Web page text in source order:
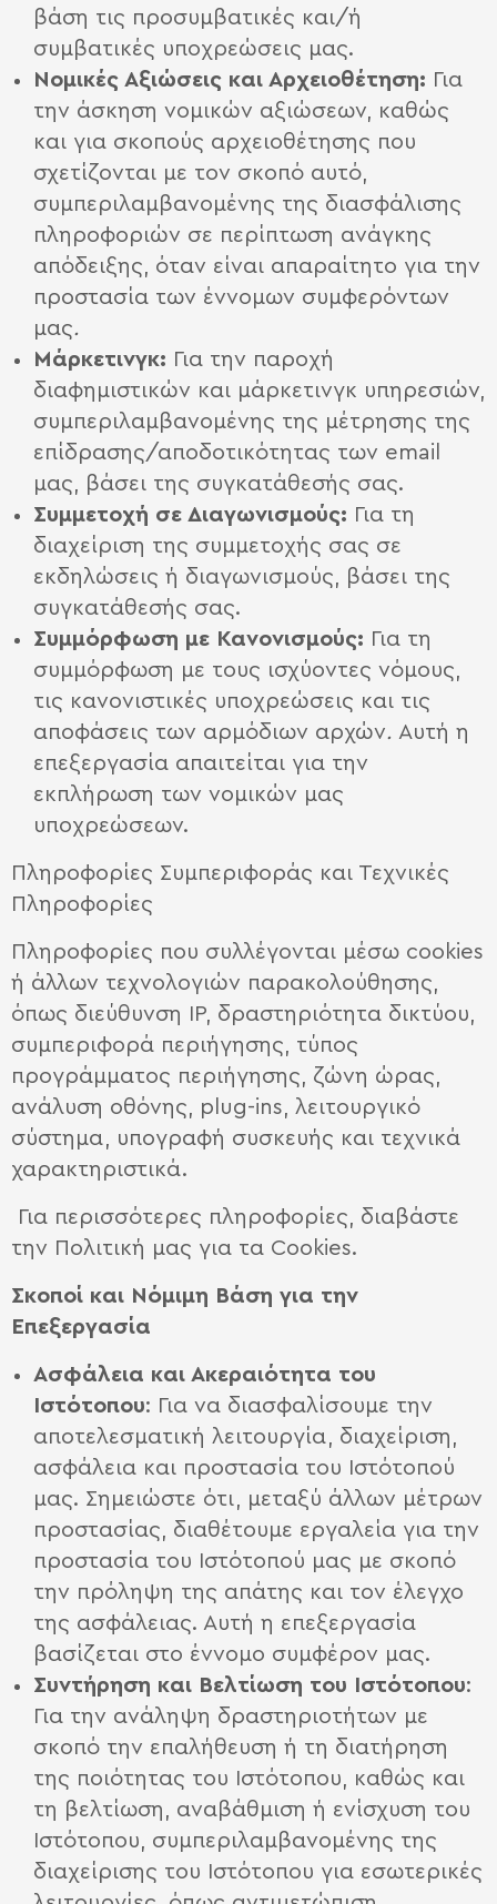
βάση τις προσυμβατικές και/ή
συμβατικές υποχρεώσεις μας.
Νομικές Αξιώσεις και Αρχειοθέτηση: Για
την άσκηση νομικών αξιώσεων, καθώς
και για σκοπούς αρχειοθέτησης που
σχετίζονται με τον σκοπό αυτό,
συμπεριλαμβανομένης της διασφάλισης
πληροφοριών σε περίπτωση ανάγκης
απόδειξης, όταν είναι απαραίτητο για την
προστασία των έννομων συμφερόντων
μας.
Μάρκετινγκ: Για την παροχή
διαφημιστικών και μάρκετινγκ υπηρεσιών,
συμπεριλαμβανομένης της μέτρησης της
επίδρασης/αποδοτικότητας των email
μας, βάσει της συγκατάθεσής σας.
Συμμετοχή σε Διαγωνισμούς: Για τη
διαχείριση της συμμετοχής σας σε
εκδηλώσεις ή διαγωνισμούς, βάσει της
συγκατάθεσής σας.
Συμμόρφωση με Κανονισμούς: Για τη
συμμόρφωση με τους ισχύοντες νόμους,
τις κανονιστικές υποχρεώσεις και τις
αποφάσεις των αρμόδιων αρχών. Αυτή η
επεξεργασία απαιτείται για την
εκπλήρωση των νομικών μας
υποχρεώσεων.
Πληροφορίες Συμπεριφοράς και Τεχνικές
Πληροφορίες
Πληροφορίες που συλλέγονται μέσω cookies
ή άλλων τεχνολογιών παρακολούθησης,
όπως διεύθυνση IP, δραστηριότητα δικτύου,
συμπεριφορά περιήγησης, τύπος
προγράμματος περιήγησης, ζώνη ώρας,
ανάλυση οθόνης, plug-ins, λειτουργικό
σύστημα, υπογραφή συσκευής και τεχνικά
χαρακτηριστικά.
Για περισσότερες πληροφορίες, διαβάστε
την Πολιτική μας για τα Cookies.
Σκοποί και Νόμιμη Βάση για την
Eπεξεργασία
Ασφάλεια και Ακεραιότητα του
Ιστότοπου: Για να διασφαλίσουμε την
αποτελεσματική λειτουργία, διαχείριση,
ασφάλεια και προστασία του Ιστότοπού
μας. Σημειώστε ότι, μεταξύ άλλων μέτρων
προστασίας, διαθέτουμε εργαλεία για την
προστασία του Ιστότοπού μας με σκοπό
την πρόληψη της απάτης και τον έλεγχο
της ασφάλειας. Αυτή η επεξεργασία
βασίζεται στο έννομο συμφέρον μας.
Συντήρηση και Βελτίωση του Ιστότοπου:
Για την ανάληψη δραστηριοτήτων με
σκοπό την επαλήθευση ή τη διατήρηση
της ποιότητας του Ιστότοπου, καθώς και
τη βελτίωση, αναβάθμιση ή ενίσχυση του
Ιστότοπου, συμπεριλαμβανομένης της
διαχείρισης του Ιστότοπου για εσωτερικές